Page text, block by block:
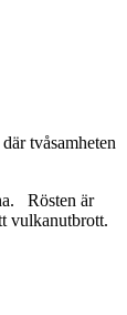
tvåsamheten
Rösten är
vulkanutbrott.